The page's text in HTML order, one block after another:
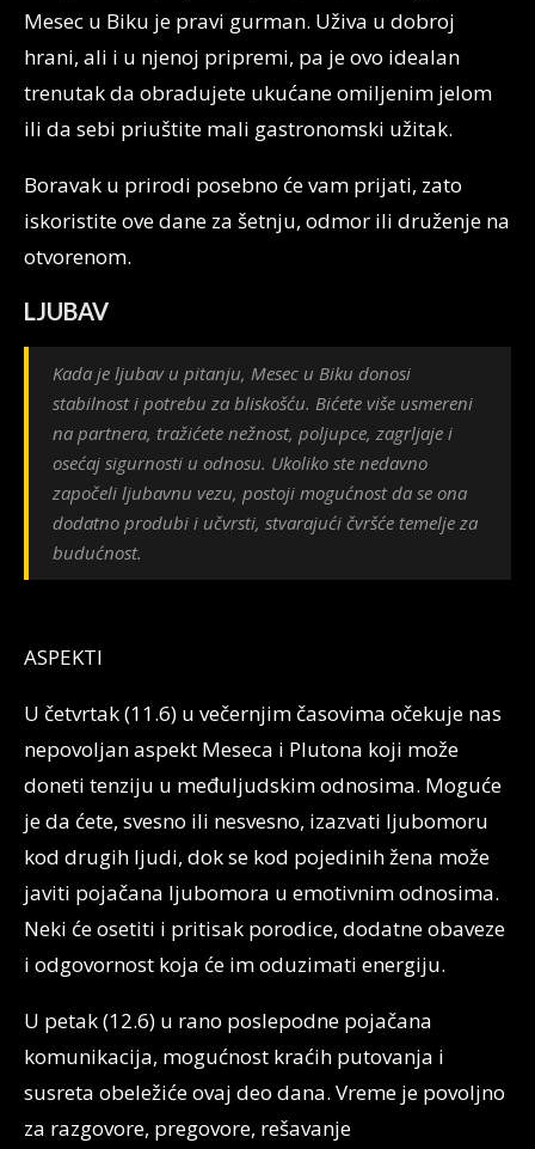
Mesec u Biku je pravi gurman. Uživa u dobroj
hrani, ali i u njenoj pripremi, pa je ovo idealan
trenutak da obradujete ukućane omiljenim jelom
ili da sebi priuštite mali gastronomski užitak.
Boravak u prirodi posebno će vam prijati, zato
iskoristite ove dane za šetnju, odmor ili druženje na
otvorenom.
LJUBAV
Kada je ljubav u pitanju, Mesec u Biku donosi
stabilnost i potrebu za bliskošću. Bićete više usmereni
na partnera, tražićete nežnost, poljupce, zagrljaje i
osećaj sigurnosti u odnosu. Ukoliko ste nedavno
započeli ljubavnu vezu, postoji mogućnost da se ona
dodatno produbi i učvrsti, stvarajući čvršće temelje za
budućnost.
ASPEKTI
U četvrtak (11.6) u večernjim časovima očekuje nas
nepovoljan aspekt Meseca i Plutona koji može
doneti tenziju u međuljudskim odnosima. Moguće
je da ćete, svesno ili nesvesno, izazvati ljubomoru
kod drugih ljudi, dok se kod pojedinih žena može
javiti pojačana ljubomora u emotivnim odnosima.
Neki će osetiti i pritisak porodice, dodatne obaveze
i odgovornost koja će im oduzimati energiju.
U petak (12.6) u rano poslepodne pojačana
komunikacija, mogućnost kraćih putovanja i
susreta obeležiće ovaj deo dana. Vreme je povoljno
za razgovore, pregovore, rešavanje